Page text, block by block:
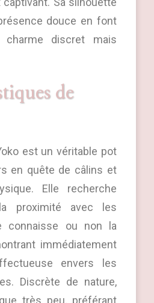
douce en font
discret mais
de
est un véritable pot
en quête de câlins et
Elle recherche
proximité avec les
connaisse ou non la
immédiatement
envers les
Discrète de nature,
très peu, préférant